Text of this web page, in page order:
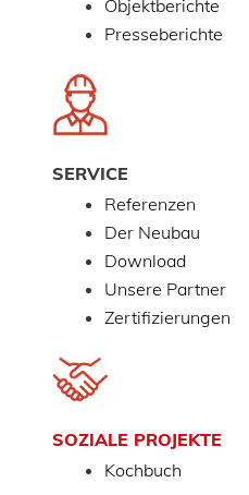
Objektberichte
Presseberichte
SERVICE
Referenzen
Der Neubau
Download
Unsere Partner
Zertifizierungen
SOZIALE PROJEKTE
Kochbuch